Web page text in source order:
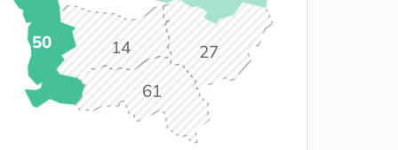
14 27
50
61